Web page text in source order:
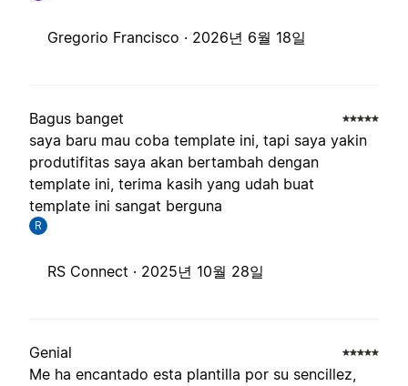
Gregorio Francisco · 2026년 6월 18일
Bagus banget
saya baru mau coba template ini, tapi saya yakin
produtifitas saya akan bertambah dengan
template ini, terima kasih yang udah buat
template ini sangat berguna
R
RS Connect · 2025년 10월 28일
Genial
Me ha encantado esta plantilla por su sencillez,